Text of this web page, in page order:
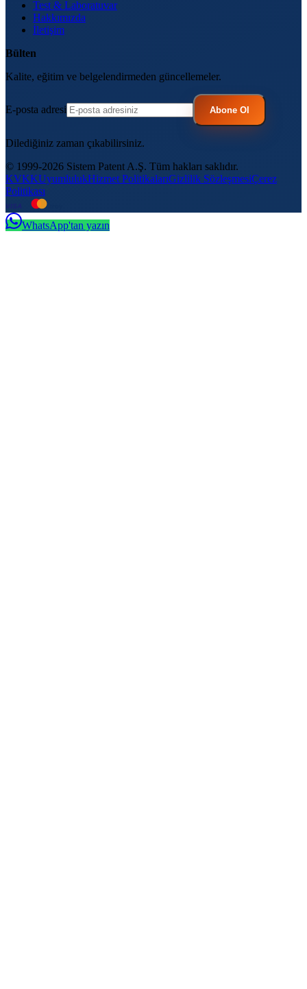
Test & Laboratuvar
Hakkımızda
İletişim
Bülten
Kalite, eğitim ve belgelendirmeden güncellemeler.
E-posta adresi Abone Ol
Dilediğiniz zaman çıkabilirsiniz.
© 1999-2026 Sistem Patent A.Ş. Tüm hakları saklıdır.
KVKKUyumlulukHizmet PolitikalarıGizlilik SözleşmesiÇerez
Politikası
WhatsApp'tan yazın